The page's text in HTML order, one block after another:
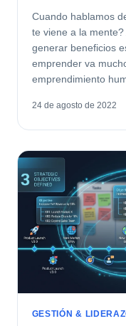
Cuando hablamos
te viene a la
generar beneficios
emprender va
emprendimiento
24 de agosto de 2022
GESTIÓN &